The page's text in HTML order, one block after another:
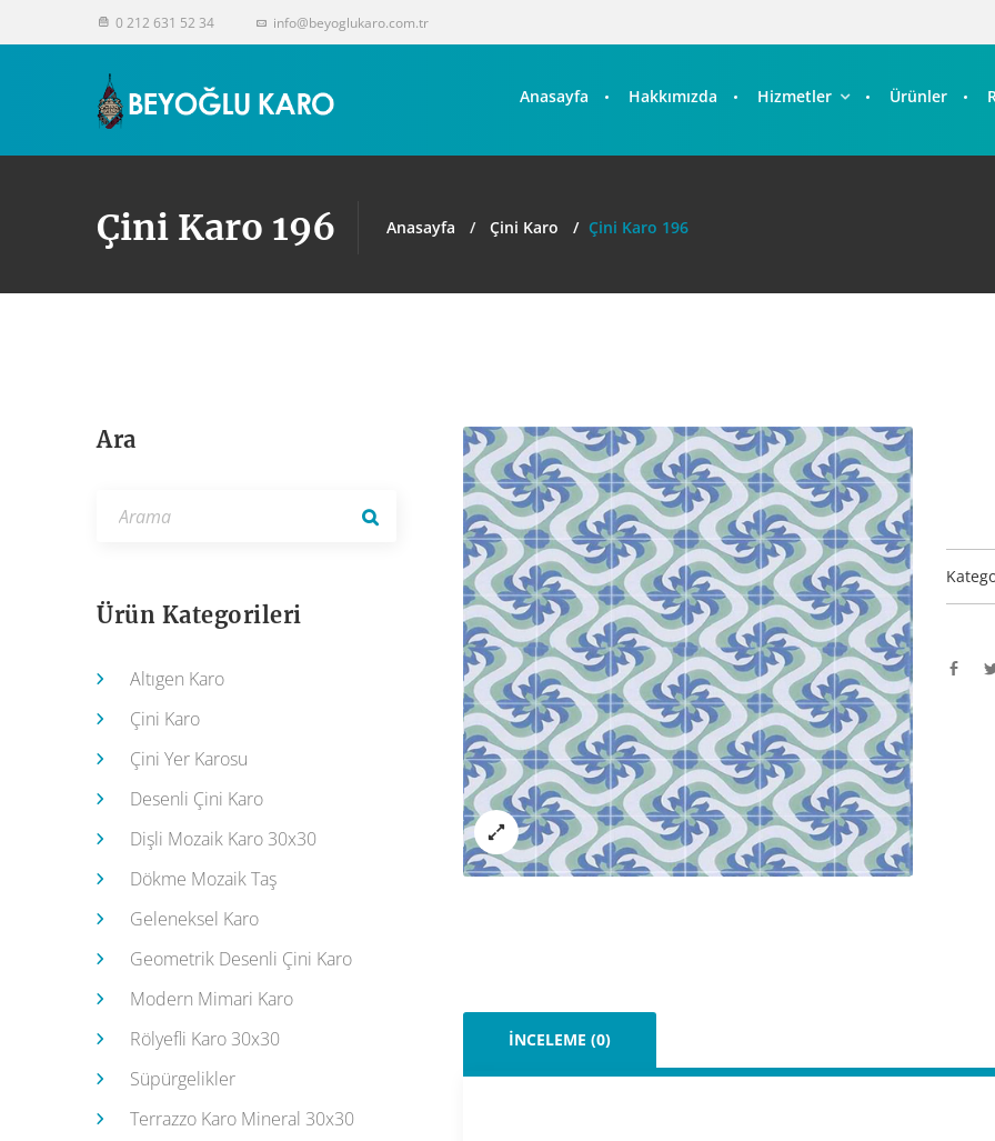
0 212 631 52 34 info@beyoglukaro.com.tr
Anasayfa Hakkımızda Hizmetler Ürünler
Çini Karo 196 Anasayfa Çini Karo Çini Karo 196
İNCELEME (0)
Ara
Ürün Kategorileri
Altıgen Karo
Çini Karo
Çini Yer Karosu
Desenli Çini Karo
Dişli Mozaik Karo 30x30
Dökme Mozaik Taş
Geleneksel Karo
Geometrik Desenli Çini Karo
Modern Mimari Karo
Rölyefli Karo 30x30
Süpürgelikler
Terrazzo Karo Mineral 30x30